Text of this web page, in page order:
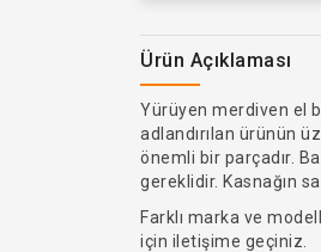
Ürün Açıklaması
Yürüyen merdiven el
adlandırılan ürünün
önemli bir parçadır.
gereklidir. Kasnağın
Farklı marka ve
için iletişime geçiniz.